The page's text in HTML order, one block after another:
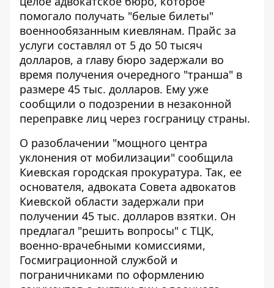
помогало получать "белые билеты"
военнообязанным киевлянам. Прайс за
услуги составлял от 5 до 50 тысяч
долларов, а главу бюро задержали во
время получения очередного "транша" в
размере 45 тыс. долларов. Ему уже
сообщили о подозрении в незаконной
переправке лиц через госграницу страны.
О разоблачении "мощного центра
уклонения от мобилизации" сообщила
Киевская городская прокуратура. Так, ее
основателя, адвоката Совета адвокатов
Киевской области задержали при
получении 45 тыс. долларов взятки. Он
предлагал "решить вопросы" с ТЦК,
военно-врачебными комиссиями,
Госмиграционной службой и
пограничниками по оформлению